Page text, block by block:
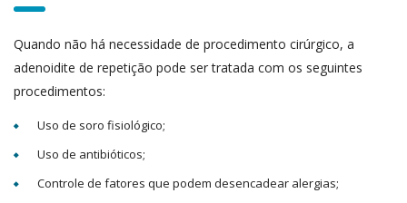
Quando não há necessidade de procedimento cirúrgico, a
adenoidite de repetição pode ser tratada com os seguintes
procedimentos:
Uso de soro fisiológico;
Uso de antibióticos;
Controle de fatores que podem desencadear alergias;